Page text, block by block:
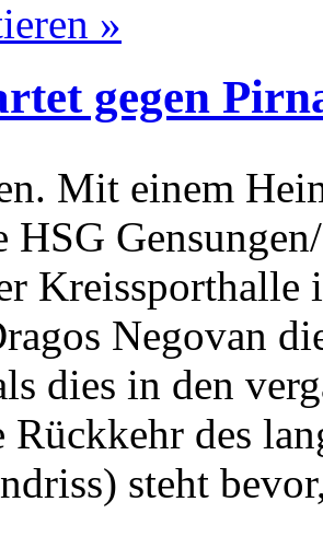
»
gegen
Mit einem
HSG
Kreissporthalle
Negovan
dies in den
Rückkehr des
steht